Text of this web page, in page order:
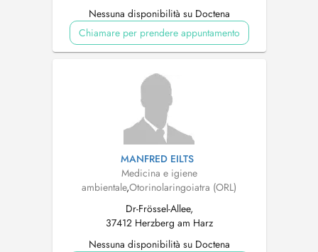
Nessuna disponibilità su Doctena
Chiamare per prendere appuntamento
MANFRED EILTS
Medicina e igiene
ambientale,Otorinolaringoiatra (ORL)
Dr-Frössel-Allee,
37412 Herzberg am Harz
Nessuna disponibilità su Doctena